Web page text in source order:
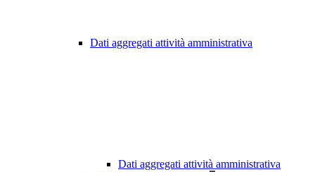
Dati aggregati attività amministrativa
Dati aggregati attività amministrativa